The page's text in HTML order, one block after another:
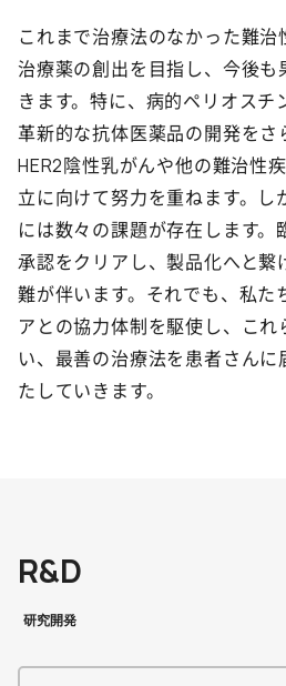
これまで治療法のなかった難
治療薬の創出を目指し、今後も
きます。特に、病的ペリオスチ
革新的な抗体医薬品の開発を
HER2陰性乳がんや他の難治性
立に向けて努力を重ねます。し
には数々の課題が存在します。
承認をクリアし、製品化へと繋
難が伴います。それでも、私た
アとの協力体制を駆使し、こ
い、最善の治療法を患者さん
たしていきます。
R&D